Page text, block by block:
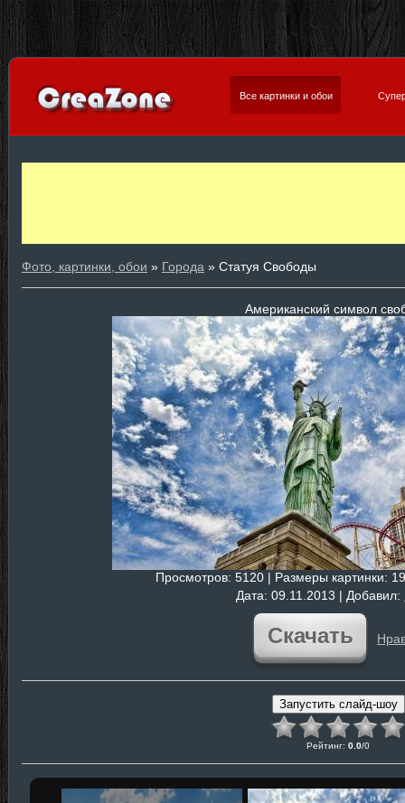
Все картинки и обои
Фото, картинки, обои » Города » Статуя Свободы
Американский символ
Просмотров: 5120 | Размеры картинки:
Дата: 09.11.2013 | Добавил:
Скачать
Рейтинг: 0.0/0